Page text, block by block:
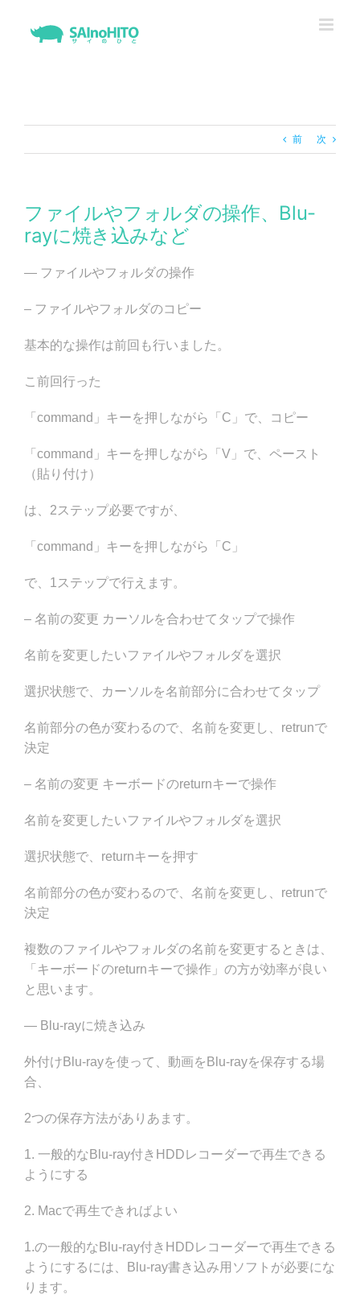
前 次
ファイルやフォルダの操作、Blu-
rayに焼き込みなど
— ファイルやフォルダの操作
– ファイルやフォルダのコピー
基本的な操作は前回も行いました。
こ前回行った
「command」キーを押しながら「C」で、コピー
「command」キーを押しながら「V」で、ペースト
（貼り付け）
は、2ステップ必要ですが、
「command」キーを押しながら「C」
で、1ステップで行えます。
– 名前の変更 カーソルを合わせてタップで操作
名前を変更したいファイルやフォルダを選択
選択状態で、カーソルを名前部分に合わせてタップ
名前部分の色が変わるので、名前を変更し、retrunで
決定
– 名前の変更 キーボードのreturnキーで操作
名前を変更したいファイルやフォルダを選択
選択状態で、returnキーを押す
名前部分の色が変わるので、名前を変更し、retrunで
決定
複数のファイルやフォルダの名前を変更するときは、
「キーボードのreturnキーで操作」の方が効率が良い
と思います。
— Blu-rayに焼き込み
外付けBlu-rayを使って、動画をBlu-rayを保存する場
合、
2つの保存方法がありあます。
1. 一般的なBlu-ray付きHDDレコーダーで再生できる
ようにする
2. Macで再生できればよい
1.の一般的なBlu-ray付きHDDレコーダーで再生できる
ようにするには、Blu-ray書き込み用ソフトが必要にな
ります。